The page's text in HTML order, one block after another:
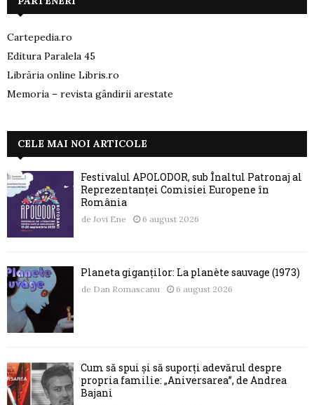
Cartepedia.ro
Editura Paralela 45
Librăria online Libris.ro
Memoria – revista gândirii arestate
CELE MAI NOI ARTICOLE
Festivalul APOLODOR, sub Înaltul Patronaj al
Reprezentanței Comisiei Europene în
România
de Jovi Ene 6 august 2026
Planeta giganților: La planète sauvage (1973)
de Dan Romascanu 6 august 2026
Cum să spui și să suporți adevărul despre
propria familie: „Aniversarea”, de Andrea
Bajani